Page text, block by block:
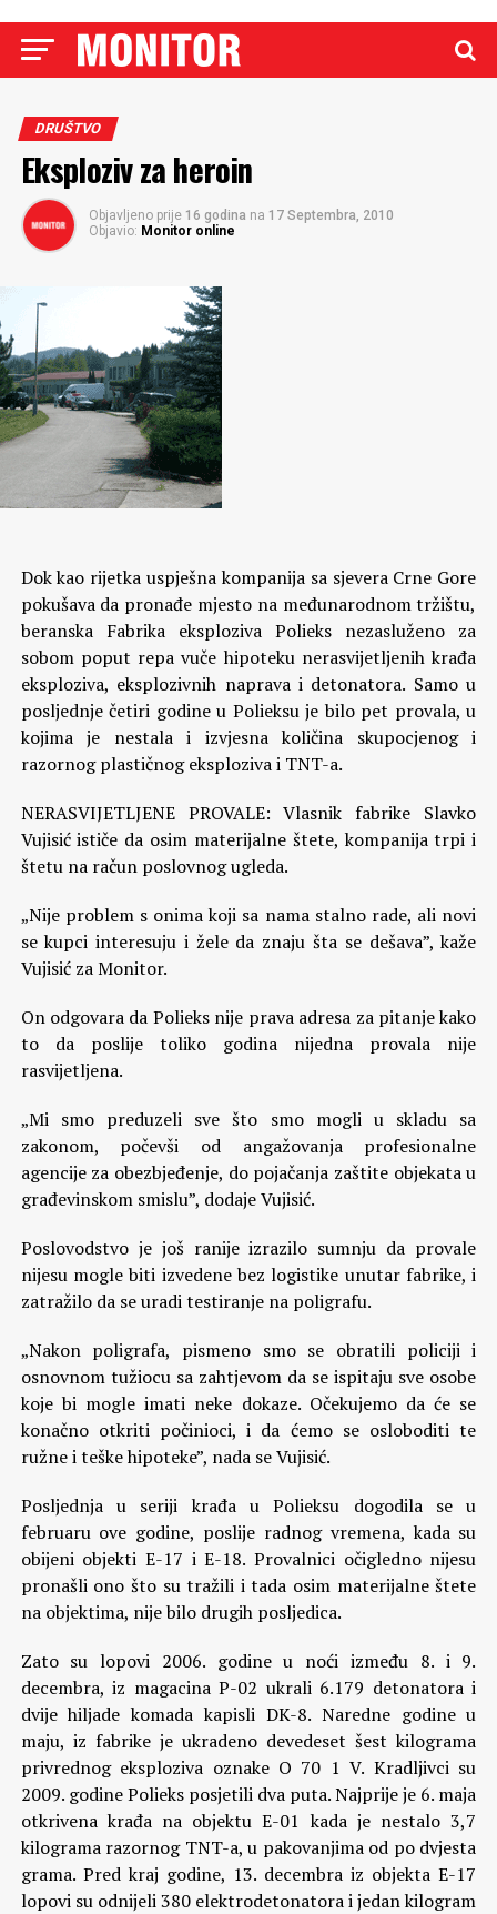
DRUŠTVO
Eksploziv za heroin
Objavljeno prije 16 godina na 17 Septembra, 2010
Objavio: Monitor online
Dok kao rijetka uspješna kompanija sa sjevera Crne Gore
pokušava da pronađe mjesto na međunarodnom tržištu,
beranska Fabrika eksploziva Polieks nezasluženo za
sobom poput repa vuče hipoteku nerasvijetljenih krađa
eksploziva, eksplozivnih naprava i detonatora. Samo u
posljednje četiri godine u Polieksu je bilo pet provala, u
kojima je nestala i izvjesna količina skupocjenog i
razornog plastičnog eksploziva i TNT-a.
NERASVIJETLJENE PROVALE: Vlasnik fabrike Slavko
Vujisić ističe da osim materijalne štete, kompanija trpi i
štetu na račun poslovnog ugleda.
„Nije problem s onima koji sa nama stalno rade, ali novi
se kupci interesuju i žele da znaju šta se dešava”, kaže
Vujisić za Monitor.
On odgovara da Polieks nije prava adresa za pitanje kako
to da poslije toliko godina nijedna provala nije
rasvijetljena.
„Mi smo preduzeli sve što smo mogli u skladu sa
zakonom, počevši od angažovanja profesionalne
agencije za obezbjeđenje, do pojačanja zaštite objekata u
građevinskom smislu”, dodaje Vujisić.
Poslovodstvo je još ranije izrazilo sumnju da provale
nijesu mogle biti izvedene bez logistike unutar fabrike, i
zatražilo da se uradi testiranje na poligrafu.
„Nakon poligrafa, pismeno smo se obratili policiji i
osnovnom tužiocu sa zahtjevom da se ispitaju sve osobe
koje bi mogle imati neke dokaze. Očekujemo da će se
konačno otkriti počinioci, i da ćemo se osloboditi te
ružne i teške hipoteke”, nada se Vujisić.
Posljednja u seriji krađa u Polieksu dogodila se u
februaru ove godine, poslije radnog vremena, kada su
obijeni objekti E-17 i E-18. Provalnici očigledno nijesu
pronašli ono što su tražili i tada osim materijalne štete
na objektima, nije bilo drugih posljedica.
Zato su lopovi 2006. godine u noći između 8. i 9.
decembra, iz magacina P-02 ukrali 6.179 detonatora i
dvije hiljade komada kapisli DK-8. Naredne godine u
maju, iz fabrike je ukradeno devedeset šest kilograma
privrednog eksploziva oznake O 70 1 V. Kradljivci su
2009. godine Polieks posjetili dva puta. Najprije je 6. maja
otkrivena krađa na objektu E-01 kada je nestalo 3,7
kilograma razornog TNT-a, u pakovanjima od po dvjesta
grama. Pred kraj godine, 13. decembra iz objekta E-17
lopovi su odnijeli 380 elektrodetonatora i jedan kilogram